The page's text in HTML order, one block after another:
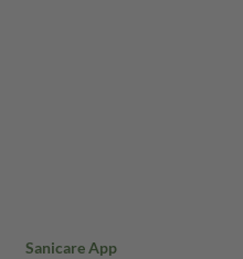
Sanicare App